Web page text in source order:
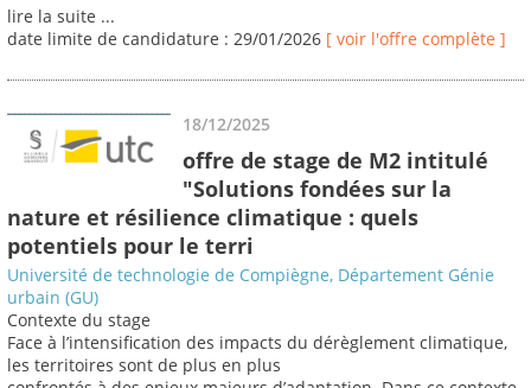
lire la suite ...
date limite de candidature : 29/01/2026 [ voir l'offre complète ]
18/12/2025
offre de stage de M2 intitulé
"Solutions fondées sur la
nature et résilience climatique : quels
potentiels pour le terri
Université de technologie de Compiègne, Département Génie
urbain (GU)
Contexte du stage
Face à l’intensification des impacts du dérèglement climatique,
les territoires sont de plus en plus